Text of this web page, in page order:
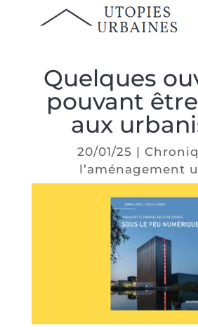
Quelques
pouvant
aux
20/01/25 |
l’aménagement